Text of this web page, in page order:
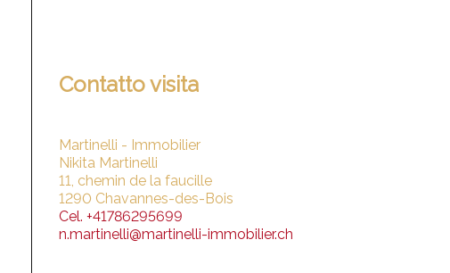
Contatto visita
Martinelli - Immobilier
Nikita Martinelli
11, chemin de la faucille
1290 Chavannes-des-Bois
Cel. +41786295699
n.martinelli@martinelli-immobilier.ch